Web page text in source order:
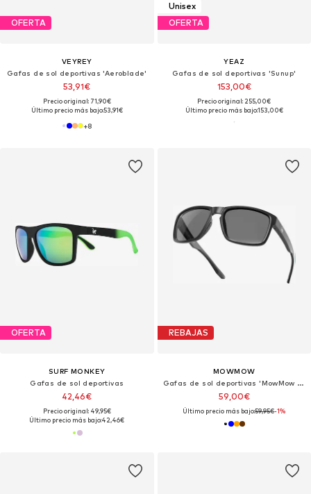
OFERTA
VEYREY
Gafas de sol deportivas 'Aeroblade'
53,91€
Precio original: 71,90€
Último precio más bajo:53,91€
+8
Unisex
OFERTA
YEAZ
Gafas de sol deportivas 'Sunup'
153,00€
Precio original: 255,00€
Último precio más bajo:153,00€
OFERTA
SURF MONKEY
Gafas de sol deportivas
42,46€
Precio original: 49,95€
Último precio más bajo:42,46€
REBAJAS
MOWMOW
Gafas de sol deportivas 'MowMow Floater Sunglasses - Sports Glasses - Cycling Glasses - Floating Sunglasses - Polarized - Men - Women'
59,00€
Último precio más bajo:59,95€-1%